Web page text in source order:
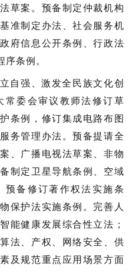
草案。预备制定仲裁机构
准制定办法、社会服务机
府信息公开条例、行政法
条例。
自强、激发全民族文化创
常委会审议教师法修订草
条例，修订集成电路布图
务管理办法。预备提请全
、广播电视法草案、非物
制定卫星导航条例、空域
备修订著作权法实施条
保护法实施条例。完善人
能健康发展综合性立法；
法、产权、网络安全、供
及规范重点应用场景方面